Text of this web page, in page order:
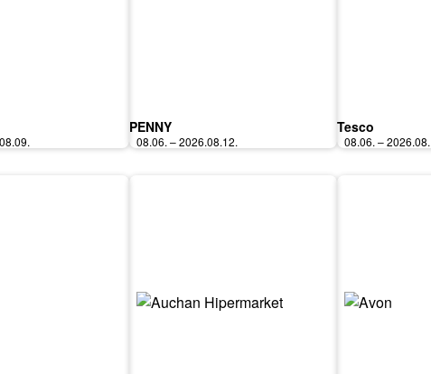
PENNY
08.06. – 2026.08.12.
Tesco
08.06. –